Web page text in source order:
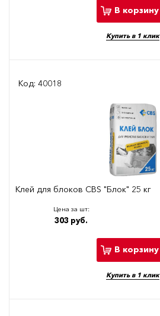
В корзину
Купить в 1 клик
Код: 40018
Клей для блоков CBS "Блок" 25 кг
Цена за шт:
303 руб.
В корзину
Купить в 1 клик